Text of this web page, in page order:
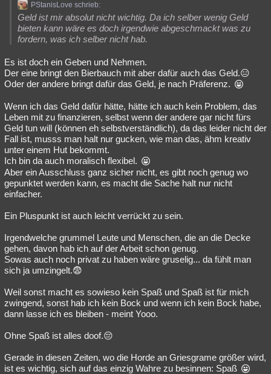
PStanisLove schrieb:
Geld ist mir absolut nicht wichtig. Da ich selber wenig Geld
bieten kann wäre es doch irgendwie abgeschmackt was zu
fordern, was ich selber nicht hab.
Es ist doch ein Geben und Nehmen.
Der eine bringt den Bierbauch mit aber dafür auch das Geld.😑
Oder der andere bringt dafür das Geld, je nach Präferenz.
Wenn ich das Geld dafür hätte, hätte ich auch kein Problem, das
Leben mit zu finanzieren, selbst wenn der andere gar nicht fürs
Geld tun will (können eh selbstverständlich), da das leider nicht der
Fall ist, musss man halt nur gucken, wie man das, ähm kreativ
unter einem Hut bekommt.
Ich bin da auch moralisch flexibel.
Aber ein Ausschluss ganz sicher nicht, es gibt noch genug wo
gepunktet werden kann, es macht die Sache halt nur nicht
einfacher.
Ein Pluspunkt ist auch leicht verrückt zu sein.
Irgendwelche grummel Leute und Menschen, die an die Decke
gehen, davon hab ich auf der Arbeit schon genug.
Sowas auch noch privat zu haben wäre gruselig... da fühlt man
sich ja umzingelt.😨
Weil sonst macht es sowieso kein Spaß und Spaß ist für mich
zwingend, sonst hab ich kein Bock und wenn ich kein Bock habe,
dann lasse ich es bleiben - meint Yooo.
Ohne Spaß ist alles doof.😔
Gerade in diesen Zeiten, wo die Horde an Griesgrame größer wird,
ist es wichtig, sich auf das einzig Wahre zu besinnen: Spaß